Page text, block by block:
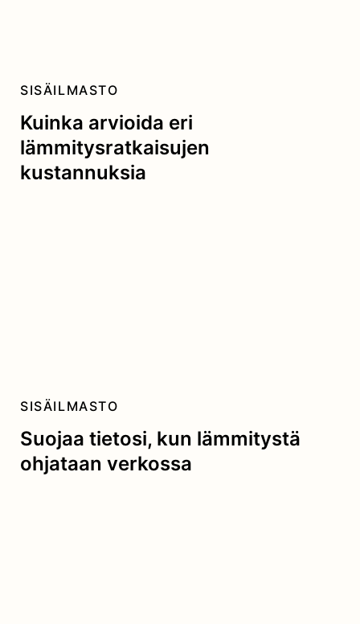
Kuinka arvioida eri
lämmitysratkaisujen
kustannuksia
SISÄILMASTO
Suojaa tietosi, kun lämmitystä
ohjataan verkossa
SISÄILMASTO